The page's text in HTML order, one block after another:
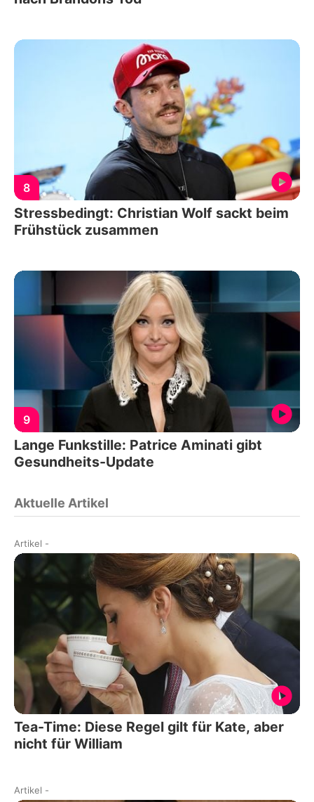
8
Stressbedingt: Christian Wolf sackt beim
Frühstück zusammen
9
Lange Funkstille: Patrice Aminati gibt
Gesundheits-Update
Aktuelle Artikel
Artikel -
Tea-Time: Diese Regel gilt für Kate, aber
nicht für William
Artikel -